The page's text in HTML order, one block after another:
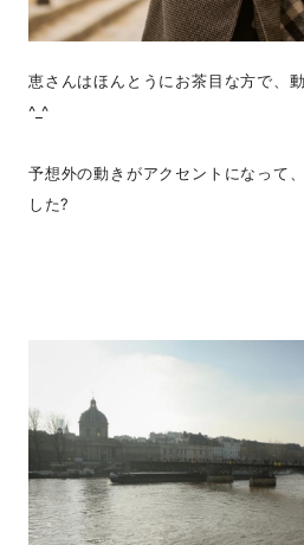
恵さんはほんとうにお茶目な方で、
^_^
予想外の動きがアクセントになって
した?